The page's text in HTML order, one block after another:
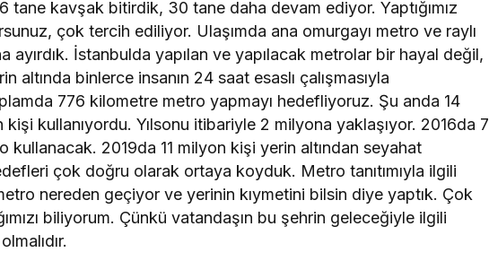
tane kavşak bitirdik, 30 tane daha devam ediyor. Yaptığımız
çok tercih ediliyor. Ulaşımda ana omurgayı metro ve raylı
ayırdık. İstanbulda yapılan ve yapılacak metrolar bir hayal değil,
altında binlerce insanın 24 saat esaslı çalışmasıyla
776 kilometre metro yapmayı hedefliyoruz. Şu anda 14
kullanıyordu. Yılsonu itibariyle 2 milyona yaklaşıyor. 2016da 7
kullanacak. 2019da 11 milyon kişi yerin altından seyahat
çok doğru olarak ortaya koyduk. Metro tanıtımıyla ilgili
metro nereden geçiyor ve yerinin kıymetini bilsin diye yaptık. Çok
biliyorum. Çünkü vatandaşın bu şehrin geleceğiyle ilgili